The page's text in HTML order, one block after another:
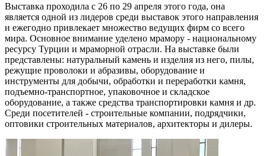
Выставка проходила с 26 по 29 апреля этого года, она
является одной из лидеров среди выставок этого направления
и ежегодно привлекает множество ведущих фирм со всего
мира. Основное внимание уделено мрамору - национальному
ресурсу Турции и мраморной отрасли. На выставке были
представлены: натуральный камень и изделия из него, пилы,
режущие проволоки и абразивы, оборудование и
инструменты для добычи, обработки и переработки камня,
подъемно-транспортное, упаковочное и складское
оборудование, а также средства транспортировки камня и др.
Среди посетителей - строительные компании, подрядчики,
оптовики строительных материалов, архитекторы и дилеры.